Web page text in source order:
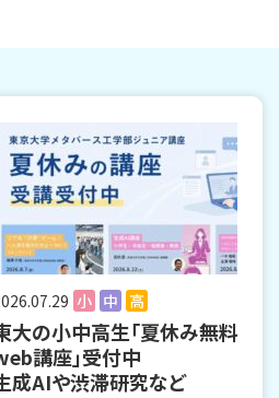
小 中 高
大の小中高生「夏休み無料
講座」受付中
成AIや渋滞研究など